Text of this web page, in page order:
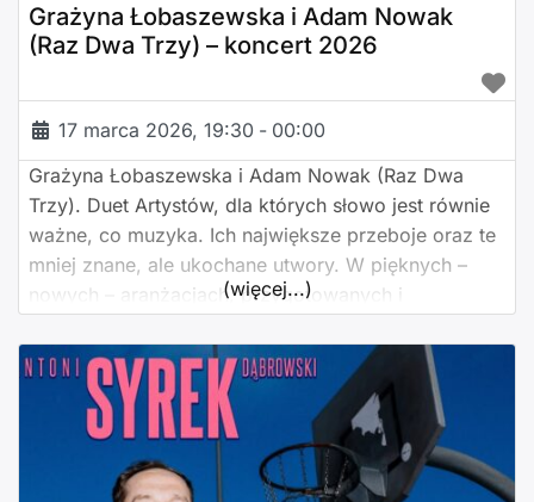
Grażyna Łobaszewska i Adam Nowak
(Raz Dwa Trzy) – koncert 2026
17 marca 2026, 19:30 - 00:00
Grażyna Łobaszewska i Adam Nowak (Raz Dwa
Trzy). Duet Artystów, dla których słowo jest równie
ważne, co muzyka. Ich największe przeboje oraz te
mniej znane, ale ukochane utwory. W pięknych –
nowych – aranżacjach, przygotowanych i
Ajagore. „Piosenki o ludziach z duszą” to dużo
więcej niż połączenie występu dwóch znakomitych
Artystów i prezentacja ich
(więcej...)